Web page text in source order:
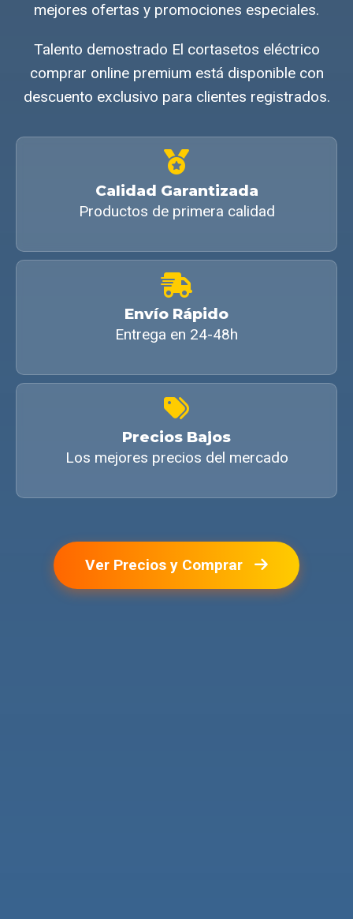
mejores ofertas y promociones especiales.
Talento demostrado El cortasetos eléctrico
comprar online premium está disponible con
descuento exclusivo para clientes registrados.
Calidad Garantizada
Productos de primera calidad
Envío Rápido
Entrega en 24-48h
Precios Bajos
Los mejores precios del mercado
Ver Precios y Comprar